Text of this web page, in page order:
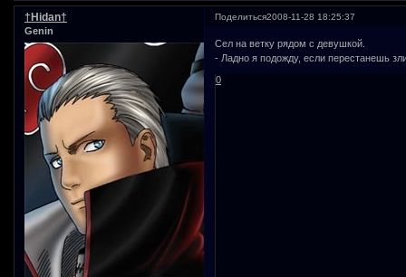
Поделиться2008-11-28 18:25:37
†Нidan†
Genin
Сел на ветку рядом с девушкой.
- Ладно я подожду, если перестанешь
0